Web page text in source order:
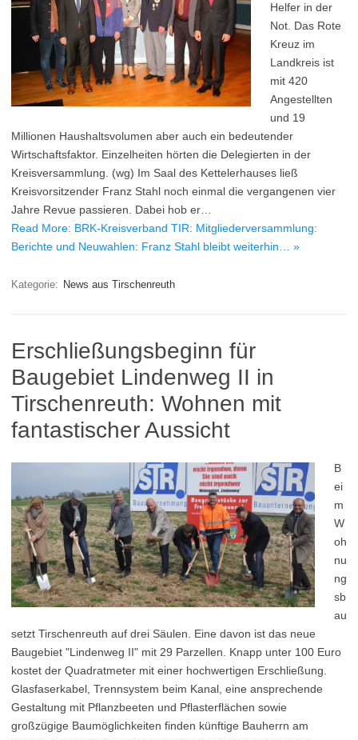
Helfer in der
Not. Das Rote
Kreuz im
Landkreis ist
mit 420
Angestellten
und 19
Millionen Haushaltsvolumen aber auch ein bedeutender
Wirtschaftsfaktor. Einzelheiten hörten die Delegierten in der
Kreisversammlung. (wg) Im Saal des Kettelerhauses ließ
Kreisvorsitzender Franz Stahl noch einmal die vergangenen vier
Jahre Revue passieren. Dabei hob er…
Read More: BRK-Kreisverband TIR: Mitgliederversammlung:
Berichte und Neuwahlen: Franz Stahl bleibt weiterhin… »
Kategorie: News aus Tirschenreuth
Erschließungsbeginn für
Baugebiet Lindenweg II in
Tirschenreuth: Wohnen mit
fantastischer Aussicht
B
ei
m
W
oh
nu
ng
sb
au
setzt Tirschenreuth auf drei Säulen. Eine davon ist das neue
Baugebiet "Lindenweg II" mit 29 Parzellen. Knapp unter 100 Euro
kostet der Quadratmeter mit einer hochwertigen Erschließung.
Glasfaserkabel, Trennsystem beim Kanal, eine ansprechende
Gestaltung mit Pflanzbeeten und Pflasterflächen sowie
großzügige Baumöglichkeiten finden künftige Bauherrn am